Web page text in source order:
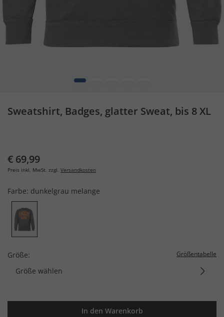
1
Sweatshirt, Badges, glatter Sweat, bis 8 XL
€ 69,99
Preis inkl. MwSt. zzgl. Versandkosten
Farbe: dunkelgrau melange
Größe: Größentabelle
Größe wählen
In den Warenkorb